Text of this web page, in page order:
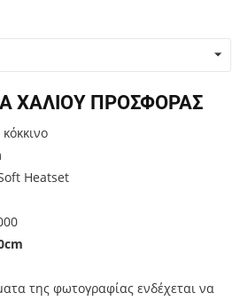
ΧΑΛΙΟΥ ΠΡΟΣΦΟΡΑΣ
Heatset
της φωτογραφίας ενδέχεται να